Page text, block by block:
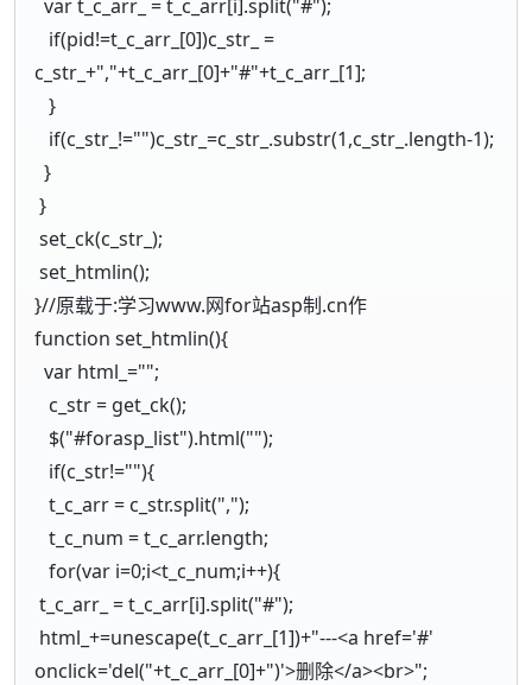
var t_c_arr_ = t_c_arr[i].split("#");
if(pid!=t_c_arr_[0])c_str_ =
c_str_+","+t_c_arr_[0]+"#"+t_c_arr_[1];
}
if(c_str_!="")c_str_=c_str_.substr(1,c_str_.length-1);
}
}
set_ck(c_str_);
set_htmlin();
}//原载于:学习www.网for站asp制.cn作
function set_htmlin(){
var html_="";
c_str = get_ck();
$("#forasp_list").html("");
if(c_str!=""){
t_c_arr = c_str.split(",");
t_c_num = t_c_arr.length;
for(var i=0;i<t_c_num;i++){
t_c_arr_ = t_c_arr[i].split("#");
html_+=unescape(t_c_arr_[1])+"---<a href='#'
onclick='del("+t_c_arr_[0]+")'>删除</a><br>";